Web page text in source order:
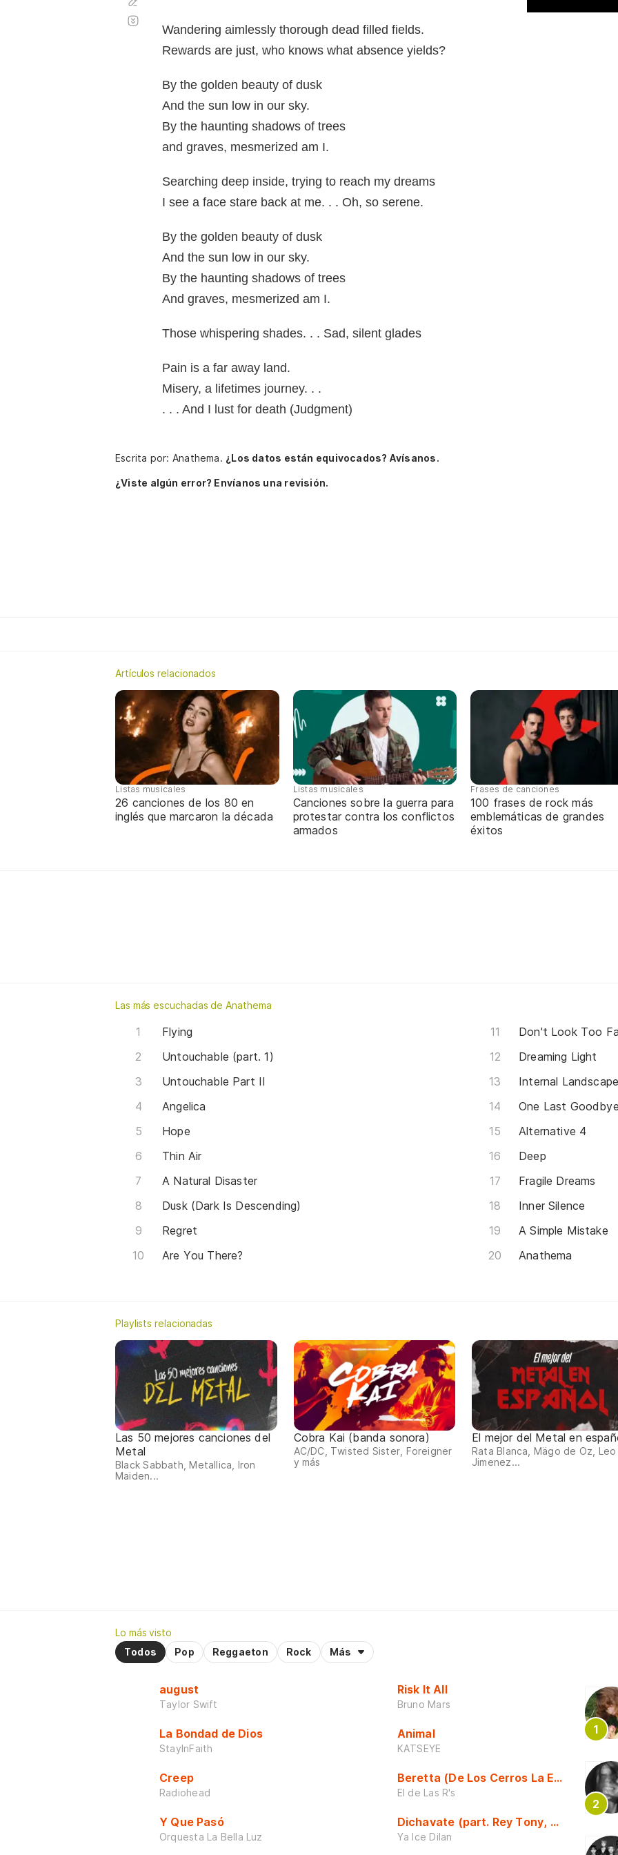
Wandering aimlessly thorough dead filled fields.
Rewards are just, who knows what absence yields?
By the golden beauty of dusk
And the sun low in our sky.
By the haunting shadows of trees
and graves, mesmerized am I.
Searching deep inside, trying to reach my dreams
I see a face stare back at me. . . Oh, so serene.
By the golden beauty of dusk
And the sun low in our sky.
By the haunting shadows of trees
And graves, mesmerized am I.
Those whispering shades. . . Sad, silent glades
Pain is a far away land.
Misery, a lifetimes journey. . .
. . . And I lust for death (Judgment)
automático
Escrita por: Anathema. ¿Los datos están equivocados? Avísanos.
¿Viste algún error? Envíanos una revisión.
Artículos relacionados
Listas musicales
26 canciones de los 80 en
inglés que marcaron la década
Listas musicales
Canciones sobre la guerra para
protestar contra los conflictos
armados
Frases de canciones
100 frases de rock más
emblemáticas de grandes
éxitos
Las más escuchadas de Anathema
Flying
Untouchable (part. 1)
Untouchable Part II
Angelica
Hope
Thin Air
A Natural Disaster
Dusk (Dark Is Descending)
Regret
Are You There?
Don't Look Too
Dreaming Light
Internal
One Last Goodbye
Alternative 4
Deep
Fragile Dreams
Inner Silence
A Simple Mistake
Anathema
Playlists relacionadas
Las 50 mejores canciones del
Metal
Black Sabbath, Metallica, Iron
Maiden...
Cobra Kai (banda sonora)
AC/DC, Twisted Sister, Foreigner
y más
El mejor del Metal en
Rata Blanca, Mägo de Oz, Leo
Jimenez...
Lo más visto
Todos
Pop Reggaeton Rock Más
august
Taylor Swift
La Bondad de Dios
StayInFaith
Creep
Radiohead
Y Que Pasó
Orquesta La Bella Luz
Risk It All
Bruno Mars
Animal
KATSEYE
Beretta (De Los Cerros La Escuela)
El de Las R's
Dichavate (part. Rey Tony, Dj Honda y
Ya Ice Dilan